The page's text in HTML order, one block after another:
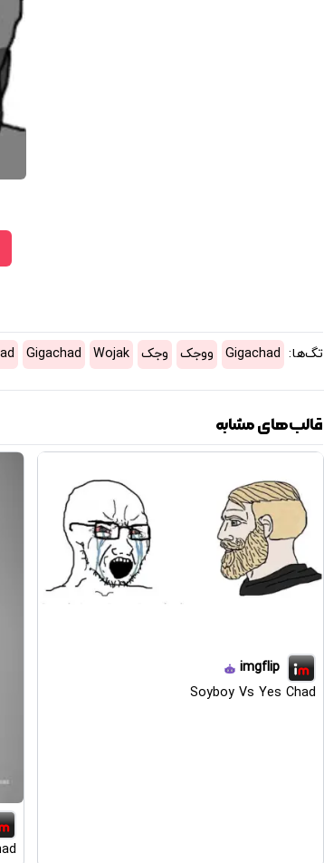
تگ‌ها: Gigachad ووجک وجک Wojak
Gigachad
قالب‌های مشابه
imgflip
Soyboy Vs Yes Chad